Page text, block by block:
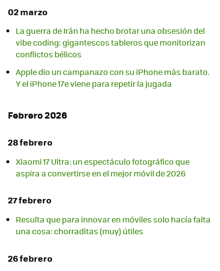
02 marzo
La guerra de Irán ha hecho brotar una obsesión del
vibe coding: gigantescos tableros que monitorizan
conflictos bélicos
Apple dio un campanazo con su iPhone más barato.
Y el iPhone 17e viene para repetir la jugada
Febrero 2026
28 febrero
Xiaomi 17 Ultra: un espectáculo fotográfico que
aspira a convertirse en el mejor móvil de 2026
27 febrero
Resulta que para innovar en móviles solo hacía falta
una cosa: chorraditas (muy) útiles
26 febrero